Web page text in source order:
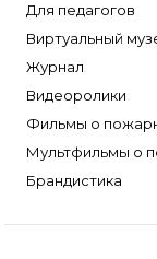
Для педагогов
Виртуальный
Журнал
Видеоролики
Фильмы о
Мультфильмы о
Брандистика